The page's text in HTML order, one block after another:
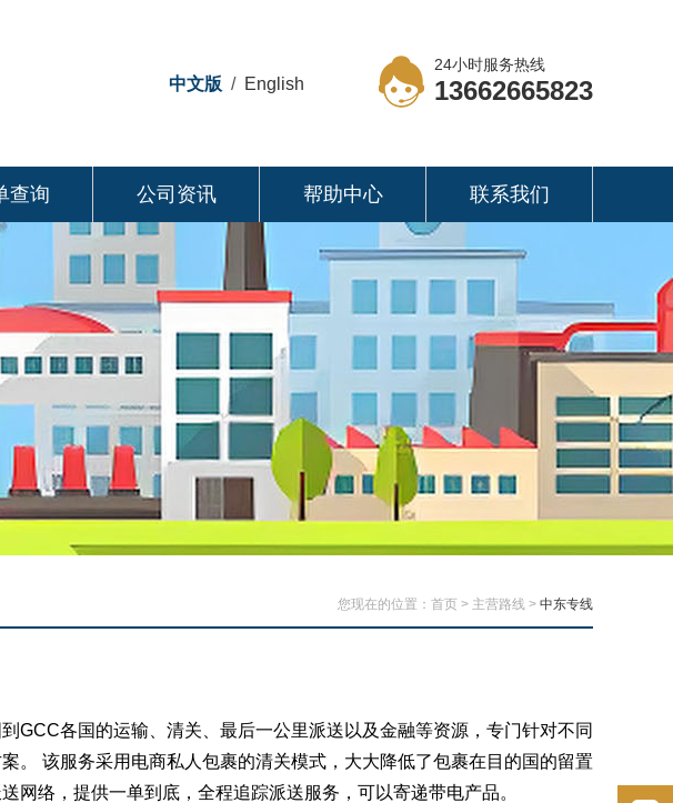
中文版 / English
24小时服务热线
13662665823
查询 公司资讯 帮助中心 联系我们
您现在的位置： 首页 > 主营路线 > 中东专线
GCC各国的运输、清关、最后一公里派送以及金融等资源，专门针对不同
。 该服务采用电商私人包裹的清关模式，大大降低了包裹在目的国的留置
网络，提供一单到底，全程追踪派送服务，可以寄递带电产品。